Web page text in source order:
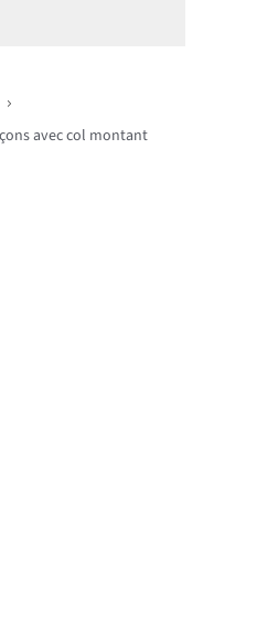
avec col montant